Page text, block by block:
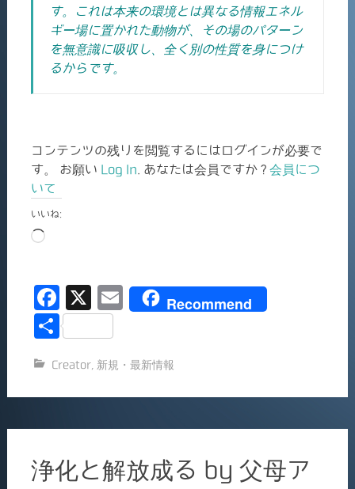
す。
これは本来の環境とは異なる情報エネル
ギー場に置かれた動物が、その場のパターン
を無意識に吸収し、全く別の性質を身につけ
るからです。
コンテンツの残りを閲覧するにはログインが必要で
す。 お願い Log In . あなたは会員ですか ? 会員につ
いて
いいね:
読
み
中…
F
a
e
b
o
k
X
E
l
Recommend
共
Creator, 新規・最新情報
浄化と解放成る by 父母ア